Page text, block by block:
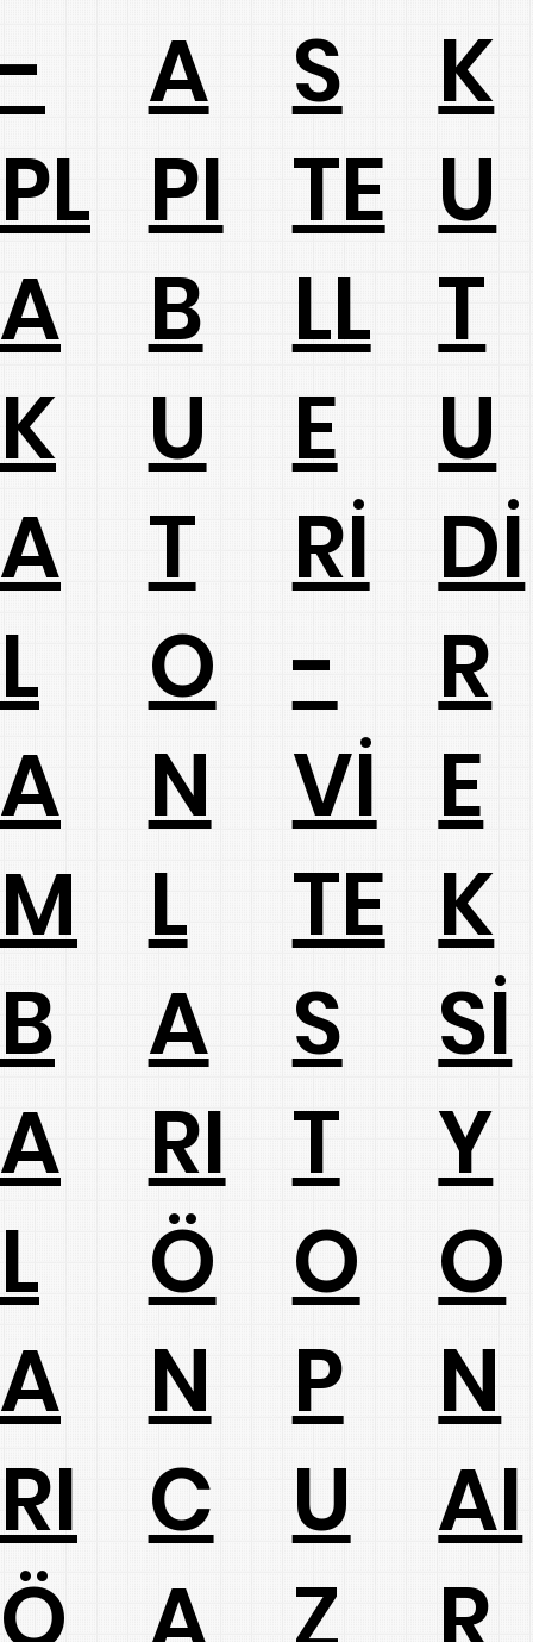
-
PL
A
K
A
L
A
M
B
A
L
A
RI
A
PI
B
U
T
O
N
L
A
RI
Ö
N
C
S
TE
LL
E
Rİ
-
Vİ
TE
S
T
O
P
U
K
U
T
U
Dİ
R
E
K
Sİ
Y
O
N
AI